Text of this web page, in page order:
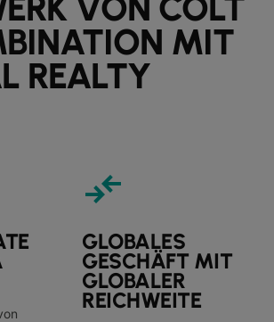
MIT
REALTY
compare_arrows
GLOBALES
GESCHÄFT MIT
GLOBALER
REICHWEITE